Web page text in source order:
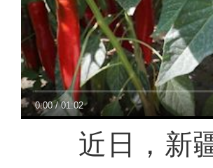
0:00/01:02
近日，新疆